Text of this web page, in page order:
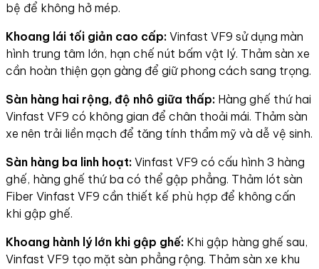
bệ để không hở mép.
Khoang lái tối giản cao cấp: Vinfast VF9 sử dụng màn
hình trung tâm lớn, hạn chế nút bấm vật lý. Thảm sàn xe
cần hoàn thiện gọn gàng để giữ phong cách sang trọng.
Sàn hàng hai rộng, độ nhô giữa thấp: Hàng ghế thứ hai
Vinfast VF9 có không gian để chân thoải mái. Thảm sàn
xe nên trải liền mạch để tăng tính thẩm mỹ và dễ vệ sinh.
Sàn hàng ba linh hoạt: Vinfast VF9 có cấu hình 3 hàng
ghế, hàng ghế thứ ba có thể gập phẳng. Thảm lót sàn
Fiber Vinfast VF9 cần thiết kế phù hợp để không cấn
khi gập ghế.
Khoang hành lý lớn khi gập ghế: Khi gập hàng ghế sau,
Vinfast VF9 tạo mặt sàn phẳng rộng. Thảm sàn xe khu